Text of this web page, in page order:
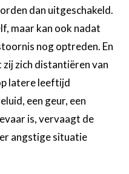
dan uitgeschakeld.
maar kan ook nadat
nog optreden. En
zich distantiëren van
latere leeftijd
een geur, een
is, vervaagt de
angstige situatie